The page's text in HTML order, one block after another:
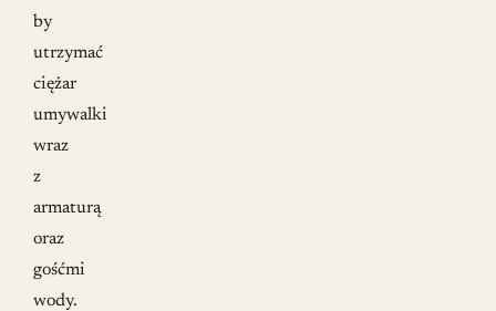
by
utrzymać
ciężar
umywalki
wraz
z
armaturą
oraz
gośćmi
wody.